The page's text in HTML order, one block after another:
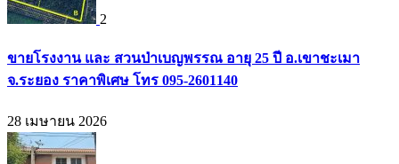
2
ขายโรงงาน และ สวนป่าเบญพรรณ อายุ 25 ปี อ.เขาชะเมา
จ.ระยอง ราคาพิเศษ โทร 095-2601140
28 เมษายน 2026